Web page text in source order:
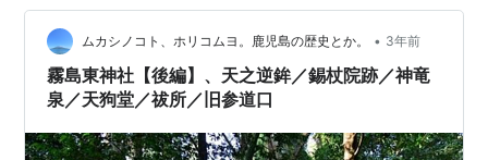
夷守神社も御祭神は同じ。 明治時代に合祀される 霧島山
中央六所権現（霧島岑神社） 雛守六所権現（夷守神社）
巨樹の並ぶ参道を奥へ 中央と、西と、東と …
ムカシノコト、ホリコムヨ。鹿児島の歴史とか。 • 3年前
霧島東神社【後編】、天之逆鉾／錫杖院跡／神竜
泉／天狗堂／祓所／旧参道口